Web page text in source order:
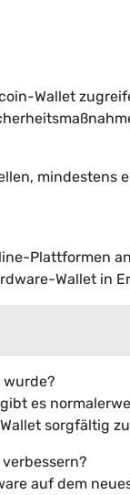
Wallet
mindestens
Plattformen
Wallet in
wurde?
es
sorgfältig
auf dem